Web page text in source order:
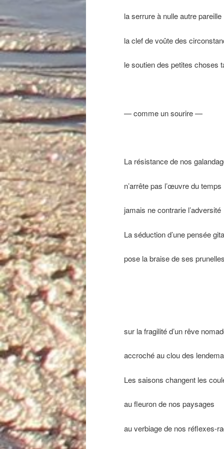
la serrure à nulle autre pareille
la clef de voûte des
le soutien des petites choses
— comme un sourire —
La résistance de nos
n’arrête pas l’œuvre du temps
jamais ne contrarie l’adversité
La séduction d’une pensée
pose la braise de ses prunelles
sur la fragilité d’un rêve
accroché au clou des
Les saisons changent les
au fleuron de nos paysages
au verbiage de nos réflexes-